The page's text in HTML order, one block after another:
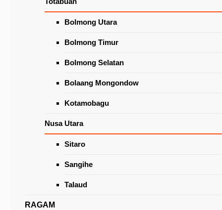
Bolmong Utara
Bolmong Timur
Bolmong Selatan
Bolaang Mongondow
Kotamobagu
Nusa Utara
Sitaro
Sangihe
Talaud
RAGAM
di Pasar Beriman Tomohon
Latest News
APBD Tomohon 2024 Mulus, Diketuk Sebelum
‘Argo Berakhir’